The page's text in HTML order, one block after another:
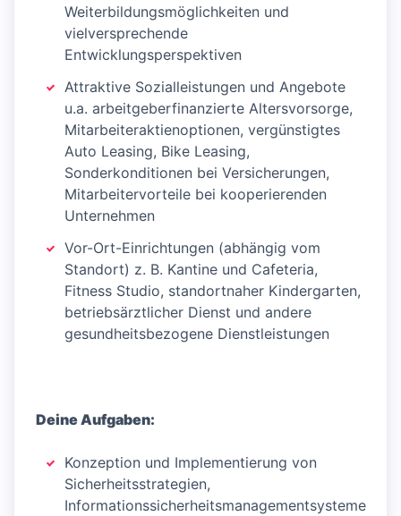
Weiterbildungsmöglichkeiten und
vielversprechende
Entwicklungsperspektiven
Attraktive Sozialleistungen und Angebote
u.a. arbeitgeberfinanzierte Altersvorsorge,
Mitarbeiteraktienoptionen, vergünstigtes
Auto Leasing, Bike Leasing,
Sonderkonditionen bei Versicherungen,
Mitarbeitervorteile bei kooperierenden
Unternehmen
Vor-Ort-Einrichtungen (abhängig vom
Standort) z. B. Kantine und Cafeteria,
Fitness Studio, standortnaher Kindergarten,
betriebsärztlicher Dienst und andere
gesundheitsbezogene Dienstleistungen
Deine Aufgaben:
Konzeption und Implementierung von
Sicherheitsstrategien,
Informationssicherheitsmanagementsysteme